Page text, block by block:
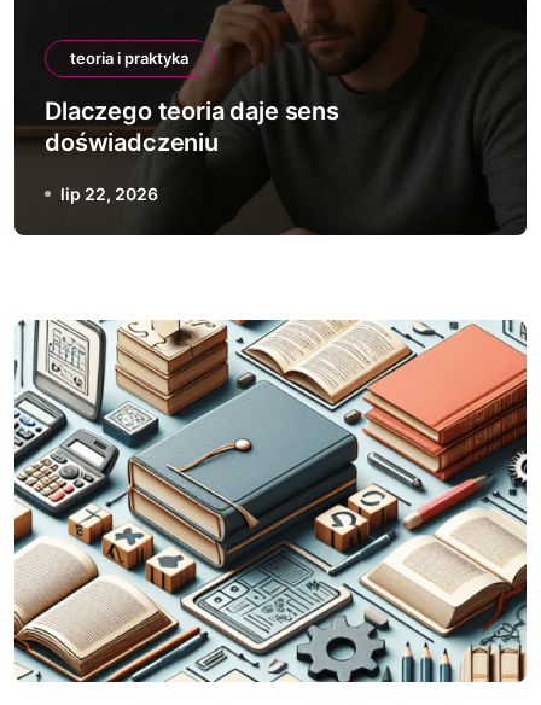
teoria i praktyka
Dlaczego teoria daje sens
doświadczeniu
lip 22, 2026